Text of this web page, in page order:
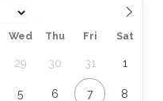
Wed Thu Fri Sat
29 30 31 1
5 6 7 8